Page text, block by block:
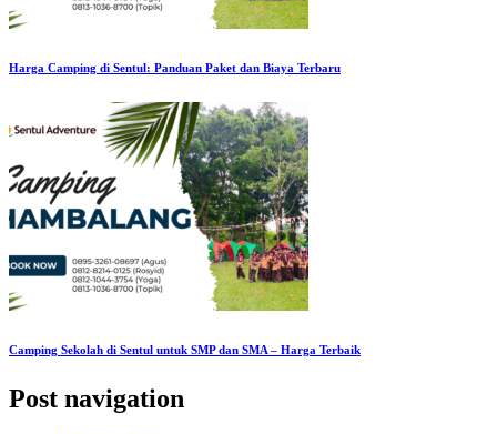
Harga Camping di Sentul: Panduan Paket dan Biaya Terbaru
Camping Sekolah di Sentul untuk SMP dan SMA – Harga Terbaik
Post navigation